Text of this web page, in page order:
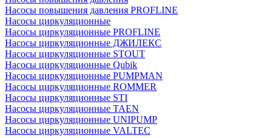
Насосы повышения давления PROFLINE
Насосы циркуляционные
Насосы циркуляционные PROFLINE
Насосы циркуляционные ДЖИЛЕКС
Насосы циркуляционные STOUT
Насосы циркуляционные Qubik
Насосы циркуляционные PUMPMAN
Насосы циркуляционные ROMMER
Насосы циркуляционные STI
Насосы циркуляционные TAEN
Насосы циркуляционные UNIPUMP
Насосы циркуляционные VALTEC